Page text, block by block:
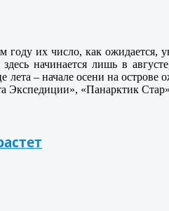
их число, как ожидается,
начинается лишь в
– начале осени на
Экспедиции», «Панарктик